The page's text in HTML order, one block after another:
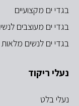
בגדי ים מקצועיים
בגדי ים מעוצבים
בגדי ים לנשים מלאות
נעלי ריקוד
נעלי בלט